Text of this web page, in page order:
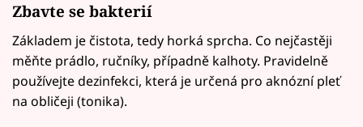
Zbavte se bakterií
Základem je čistota, tedy horká sprcha. Co nejčastěji
měňte prádlo, ručníky, případně kalhoty. Pravidelně
používejte dezinfekci, která je určená pro aknózní pleť
na obličeji (tonika).